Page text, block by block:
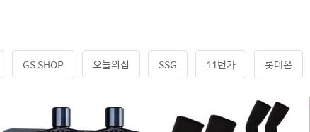
GS SHOP 오늘의집 SSG 11번가 롯데온